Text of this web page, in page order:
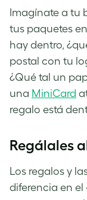
Imagínate a tu
tus paquetes
hay dentro,
postal con tu
¿Qué tal un
una MiniCard
regalo está
Regálales
Los regalos y
diferencia en el